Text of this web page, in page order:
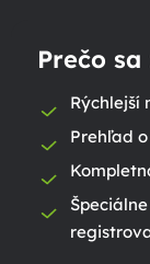
Prečo
Rýchlejší
Prehľad